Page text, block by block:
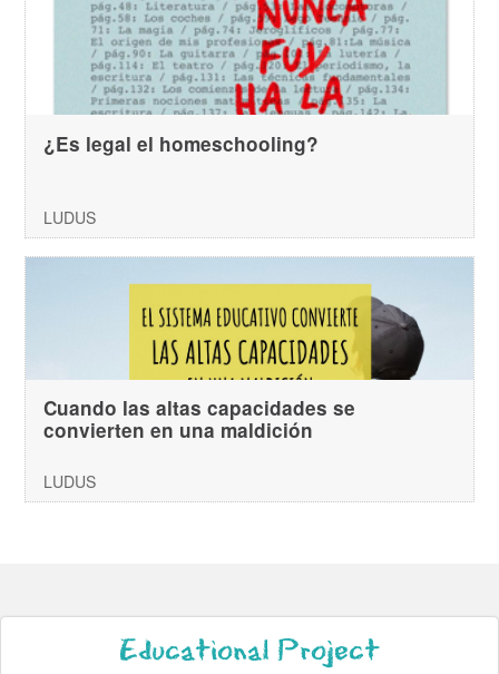
¿Es legal el homeschooling?
LUDUS
Cuando las altas capacidades se
convierten en una maldición
LUDUS
Educational Project